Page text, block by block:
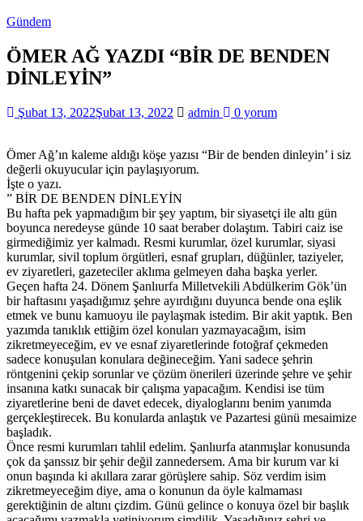
Gündem
ÖMER AĞ YAZDI “BİR DE BENDEN
DİNLEYİN”
Şubat 13, 2022Şubat 13, 2022 admin 0 yorum
Ömer Ağ’ın kaleme aldığı köşe yazısı “Bir de benden dinleyin’ i siz
değerli okuyucular için paylaşıyorum.
İşte o yazı.
” BİR DE BENDEN DİNLEYİN
Bu hafta pek yapmadığım bir şey yaptım, bir siyasetçi ile altı gün
boyunca neredeyse günde 10 saat beraber dolaştım. Tabiri caiz ise
girmediğimiz yer kalmadı. Resmi kurumlar, özel kurumlar, siyasi
kurumlar, sivil toplum örgütleri, esnaf grupları, düğünler, taziyeler,
ev ziyaretleri, gazeteciler aklıma gelmeyen daha başka yerler.
Geçen hafta 24. Dönem Şanlıurfa Milletvekili Abdülkerim Gök’ün
bir haftasını yaşadığımız şehre ayırdığını duyunca bende ona eşlik
etmek ve bunu kamuoyu ile paylaşmak istedim. Bir akit yaptık. Ben
yazımda tanıklık ettiğim özel konuları yazmayacağım, isim
zikretmeyeceğim, ev ve esnaf ziyaretlerinde fotoğraf çekmeden
sadece konuşulan konulara değineceğim. Yani sadece şehrin
röntgenini çekip sorunlar ve çözüm önerileri üzerinde şehre ve şehir
insanına katkı sunacak bir çalışma yapacağım. Kendisi ise tüm
ziyaretlerine beni de davet edecek, diyaloglarını benim yanımda
gerçekleştirecek. Bu konularda anlaştık ve Pazartesi günü mesaimize
başladık.
Önce resmi kurumları tahlil edelim. Şanlıurfa atanmışlar konusunda
çok da şanssız bir şehir değil zannedersem. Ama bir kurum var ki
onun başında ki akıllara zarar görüşlere sahip. Söz verdim isim
zikretmeyeceğim diye, ama o konunun da öyle kalmaması
gerektiğinin de altını çizdim. Günü gelince o konuya özel bir başlık